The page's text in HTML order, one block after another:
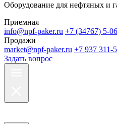
Оборудование для нефтяных и
Приемная
info@npf-paker.ru +7 (34767) 5-
Продажи
market@npf-paker.ru +7 937 311-
Задать вопрос